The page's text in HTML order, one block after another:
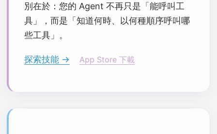
別在於：您的 Agent 不再只是「能呼叫工
具」，而是「知道何時、以何種順序呼叫哪
些工具」。
探索技能 → App Store 下載